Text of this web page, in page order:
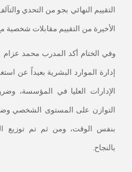
التقييم النهائي بجو من التحدي
الأخيرة من التقييم مقابلات شخصية
وفي الختام أكد المدرب محمد عزام
إدارة الموارد البشرية بعيداً عن
الإدارات العليا في المؤسسة،
التوازن على المستوى الشخصي
بنفس الوقت، ومن ثم تم توزيع
بالنجاح.